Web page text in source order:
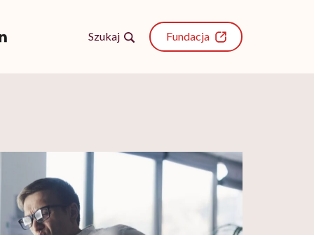
Szukaj Fundacja